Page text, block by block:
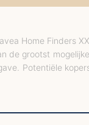
Home Finders
de grootst
Potentiële